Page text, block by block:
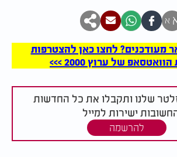
א
מעודכנים? לחצו כאן להצטרפות
של ערוץ 2000 >>>
שלנו ותקבלו את כל החדשות
ישירות למייל
להרשמה